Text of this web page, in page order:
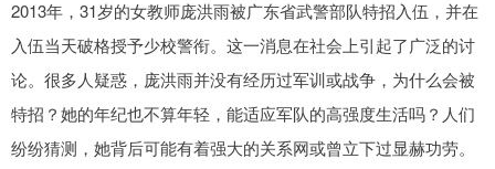
2013年，31岁的女教师庞洪雨被广东省武警部队特招入伍，并在
入伍当天破格授予少校警衔。这一消息在社会上引起了广泛的讨
论。很多人疑惑，庞洪雨并没有经历过军训或战争，为什么会被
特招？她的年纪也不算年轻，能适应军队的高强度生活吗？人们
纷纷猜测，她背后可能有着强大的关系网或曾立下过显赫功劳。